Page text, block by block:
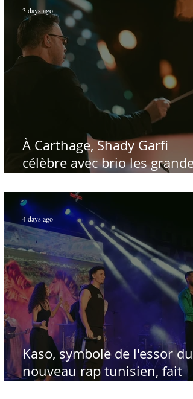
À Carthage, Shady Garfi
célèbre avec brio les grandes
Par Sofien Manaï
3 days ago
Kaso, symbole de l'essor du
nouveau rap tunisien, fait
4 days ago